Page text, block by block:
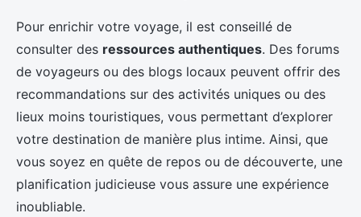
Pour enrichir votre voyage, il est conseillé de
consulter des ressources authentiques. Des forums
de voyageurs ou des blogs locaux peuvent offrir des
recommandations sur des activités uniques ou des
lieux moins touristiques, vous permettant d’explorer
votre destination de manière plus intime. Ainsi, que
vous soyez en quête de repos ou de découverte, une
planification judicieuse vous assure une expérience
inoubliable.